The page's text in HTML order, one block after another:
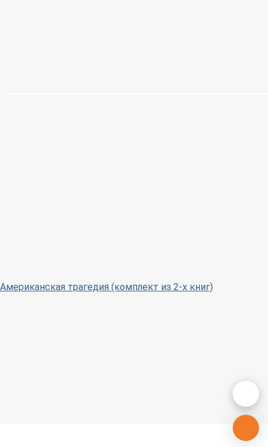
Американская трагедия (комплект из 2-х книг)